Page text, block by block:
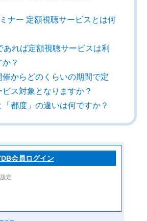
ナー 定額視聴サービスとは何
あれば定額視聴サービスは利
？
催からどのくらいの期間で定
ス対象となりますか？
「都度」の違いは何ですか？
会員ログイン
定